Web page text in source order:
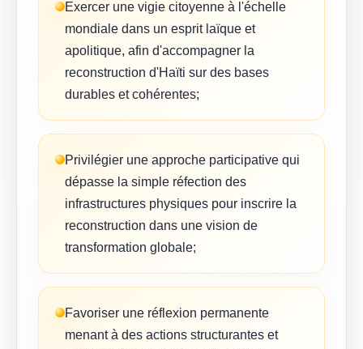
Exercer une vigie citoyenne à l'échelle
mondiale dans un esprit laïque et
apolitique, afin d'accompagner la
reconstruction d'Haïti sur des bases
durables et cohérentes;
Privilégier une approche participative qui
dépasse la simple réfection des
infrastructures physiques pour inscrire la
reconstruction dans une vision de
transformation globale;
Favoriser une réflexion permanente
menant à des actions structurantes et